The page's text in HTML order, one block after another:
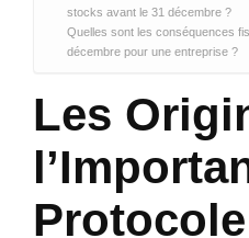
stocks avant le 31 décembre ?
Quelles sont les conséquences
décembre pour une entreprise ?
Les